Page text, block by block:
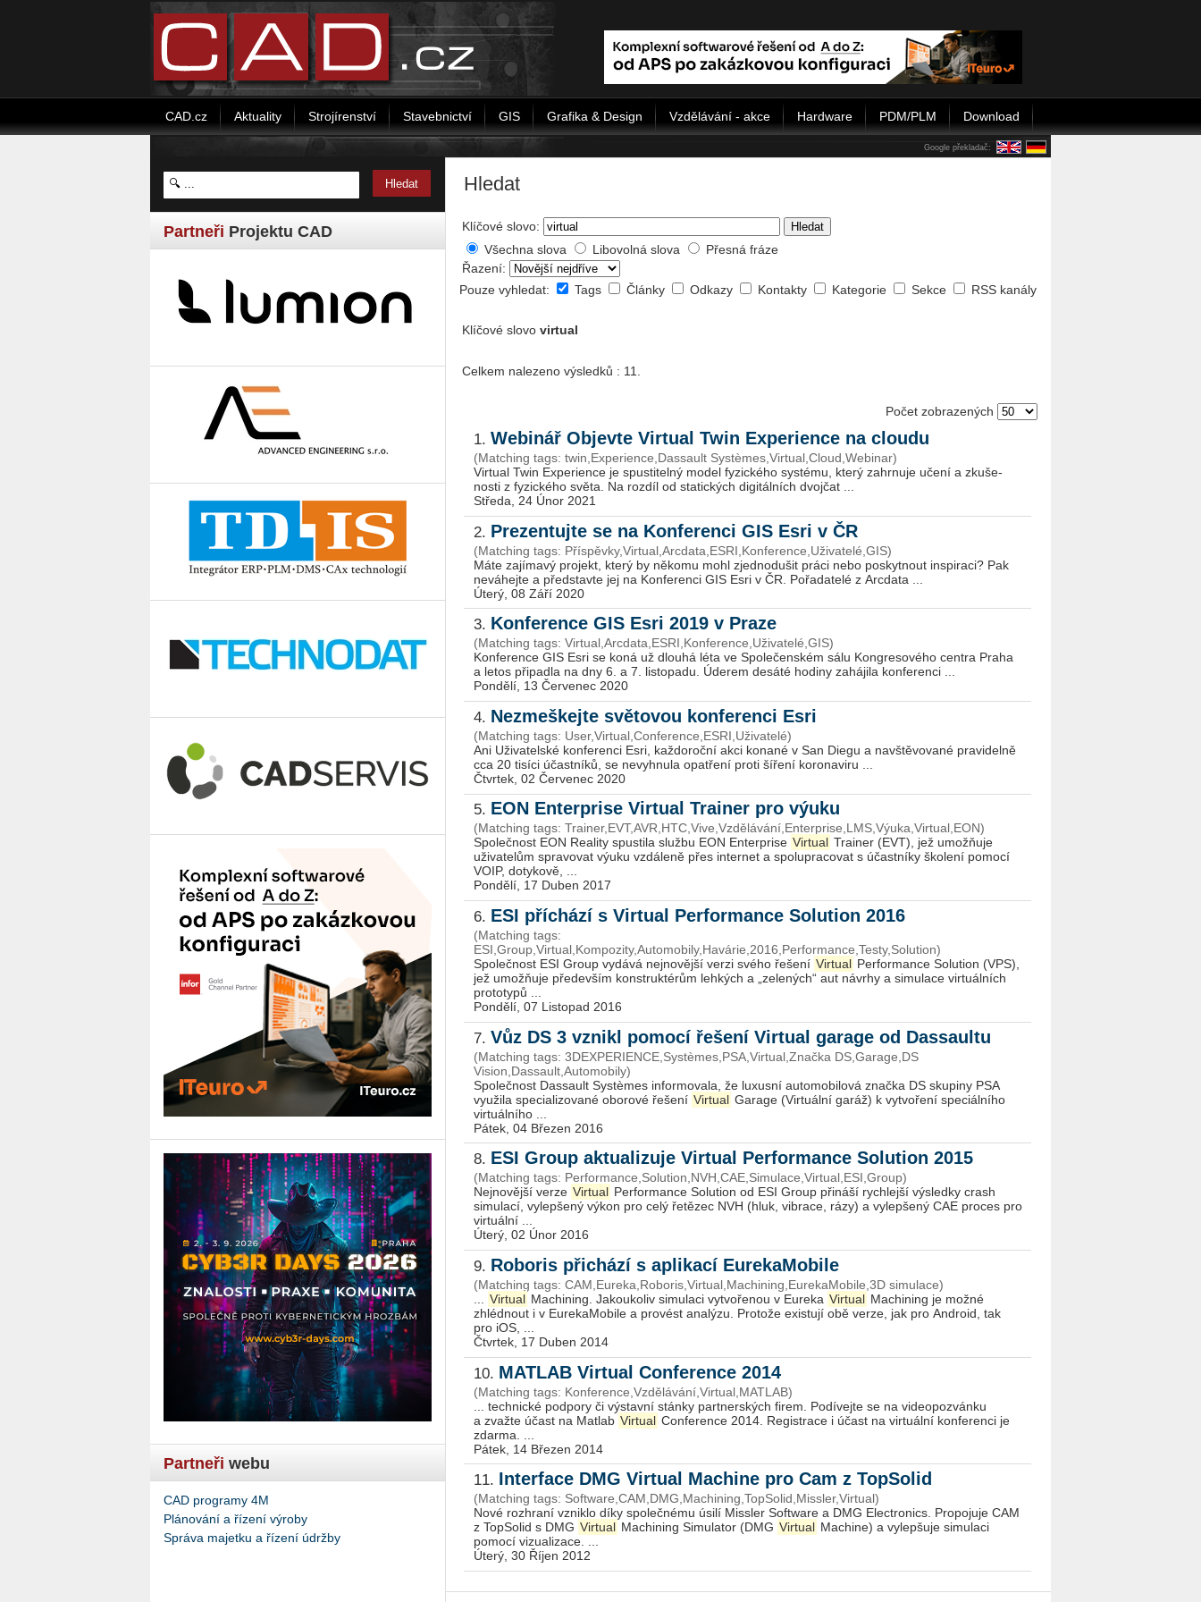
CAD.cz Aktuality Strojírenství Stavebnictví GIS Grafika & Design Vzdělávání - akce Hardware PDM/PLM Download
Google překladač:
Partneři Projektu CAD
Partneři webu
CAD programy 4M
Plánování a řízení výroby
Správa majetku a řízení údržby
Hledat
Klíčové slovo: Hledat
Všechna slova Libovolná slova
Přesná fráze
Řazení:
Pouze vyhledat:
Tags Články Odkazy Kontakty Kategorie Sekce RSS kanály
Klíčové slovo virtual
Celkem nalezeno výsledků : 11.
Počet zobrazených
1. Webinář Objevte Virtual Twin Experience na cloudu
(Matching tags: twin,Experience,Dassault Systèmes,Virtual,Cloud,Webinar)
Vir­tu­al Twin Ex­pe­ri­en­ce je spus­ti­tel­ný model fy­zic­ké­ho sys­té­mu, který za­hr­nu­je učení a zku­še­
nos­ti z fy­zic­ké­ho světa. Na roz­díl od sta­tic­kých di­gi­tál­ních dvoj­čat ...
Středa, 24 Únor 2021
2. Prezentujte se na Konferenci GIS Esri v ČR
(Matching tags: Příspěvky,Virtual,Arcdata,ESRI,Konference,Uživatelé,GIS)
Máte za­jí­ma­vý pro­jekt, který by ně­ko­mu mohl zjed­no­du­šit práci nebo po­skyt­nout in­spi­ra­ci? Pak
ne­vá­hej­te a před­stav­te jej na Kon­fe­ren­ci GIS Esri v ČR. Po­řa­da­te­lé z Ar­c­da­ta ...
Úterý, 08 Září 2020
3. Konference GIS Esri 2019 v Praze
(Matching tags: Virtual,Arcdata,ESRI,Konference,Uživatelé,GIS)
Kon­fe­ren­ce GIS Esri se koná už dlou­há léta ve Spo­le­čen­ském sálu Kon­gre­so­vé­ho cen­t­ra Praha
a letos při­padla na dny 6. a 7. lis­to­pa­du. Úde­rem de­sá­té ho­di­ny za­há­ji­la kon­fe­ren­ci ...
Pondělí, 13 Červenec 2020
4. Nezmeškejte světovou konferenci Esri
(Matching tags: User,Virtual,Conference,ESRI,Uživatelé)
Ani Uži­va­tel­ské kon­fe­ren­ci Esri, kaž­do­roč­ní akci ko­na­né v San Diegu a na­vště­vo­va­né pra­vi­del­ně
cca 20 ti­sí­ci účast­ní­ků, se ne­vy­hnu­la opat­ře­ní proti ší­ře­ní ko­ro­na­vi­ru ...
Čtvrtek, 02 Červenec 2020
5. EON Enterprise Virtual Trainer pro výuku
(Matching tags: Trainer,EVT,AVR,HTC,Vive,Vzdělávání,Enterprise,LMS,Výuka,Virtual,EON)
Společnost EON Reality spustila službu EON Enterprise Virtual Trainer (EVT), jež umožňuje
uživatelům spravovat výuku vzdáleně přes internet a spolupracovat s účastníky školení pomocí
VOIP, dotykově, ...
Pondělí, 17 Duben 2017
6. ESI příchází s Virtual Performance Solution 2016
(Matching tags:
ESI,Group,Virtual,Kompozity,Automobily,Havárie,2016,Performance,Testy,Solution)
Společnost ESI Group vydává nejnovější verzi svého řešení Virtual Performance Solution (VPS),
jež umožňuje především konstruktérům lehkých a „zelených“ aut návrhy a simulace virtuálních
prototypů ...
Pondělí, 07 Listopad 2016
7. Vůz DS 3 vznikl pomocí řešení Virtual garage od Dassaultu
(Matching tags: 3DEXPERIENCE,Systèmes,PSA,Virtual,Značka DS,Garage,DS
Vision,Dassault,Automobily)
Společnost Dassault Systèmes informovala, že luxusní automobilová značka DS skupiny PSA
využila specializované oborové řešení Virtual Garage (Virtuální garáž) k vytvoření speciálního
virtuálního ...
Pátek, 04 Březen 2016
8. ESI Group aktualizuje Virtual Performance Solution 2015
(Matching tags: Performance,Solution,NVH,CAE,Simulace,Virtual,ESI,Group)
Nejnovější verze Virtual Performance Solution od ESI Group přináší rychlejší výsledky crash
simulací, vylepšený výkon pro celý řetězec NVH (hluk, vibrace, rázy) a vylepšený CAE proces pro
virtuální ...
Úterý, 02 Únor 2016
9. Roboris přichází s aplikací EurekaMobile
(Matching tags: CAM,Eureka,Roboris,Virtual,Machining,EurekaMobile,3D simulace)
Virtual Machining. Jakoukoliv simulaci vytvořenou v Eureka Virtual Machining je možné
zhlédnout i v EurekaMobile a provést analýzu. Protože existují obě verze, jak pro Android, tak
pro iOS, ...
Čtvrtek, 17 Duben 2014
10. MATLAB Virtual Conference 2014
(Matching tags: Konference,Vzdělávání,Virtual,MATLAB)
... technické podpory či výstavní stánky partnerských firem. Podívejte se na videopozvánku
a zvažte účast na Matlab Virtual Conference 2014. Registrace i účast na virtuální konferenci je
zdarma. ...
Pátek, 14 Březen 2014
11. Interface DMG Virtual Machine pro Cam z TopSolid
(Matching tags: Software,CAM,DMG,Machining,TopSolid,Missler,Virtual)
Nové rozhraní vzniklo díky společnému úsilí Missler Software a DMG Electronics. Propojuje CAM
z TopSolid s DMG Virtual Machining Simulator (DMG Virtual Machine) a vylepšuje simulaci
pomocí vizualizace. ...
Úterý, 30 Říjen 2012